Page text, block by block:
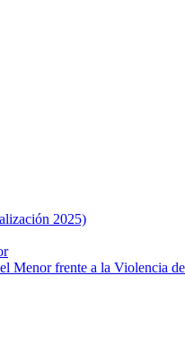
2025)
Menor frente a la Violencia